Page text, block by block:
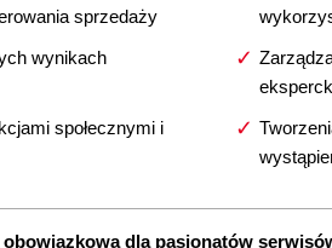
sprzedaży
wynikach
społecznymi i
obowiązkowa dla pasjonatów